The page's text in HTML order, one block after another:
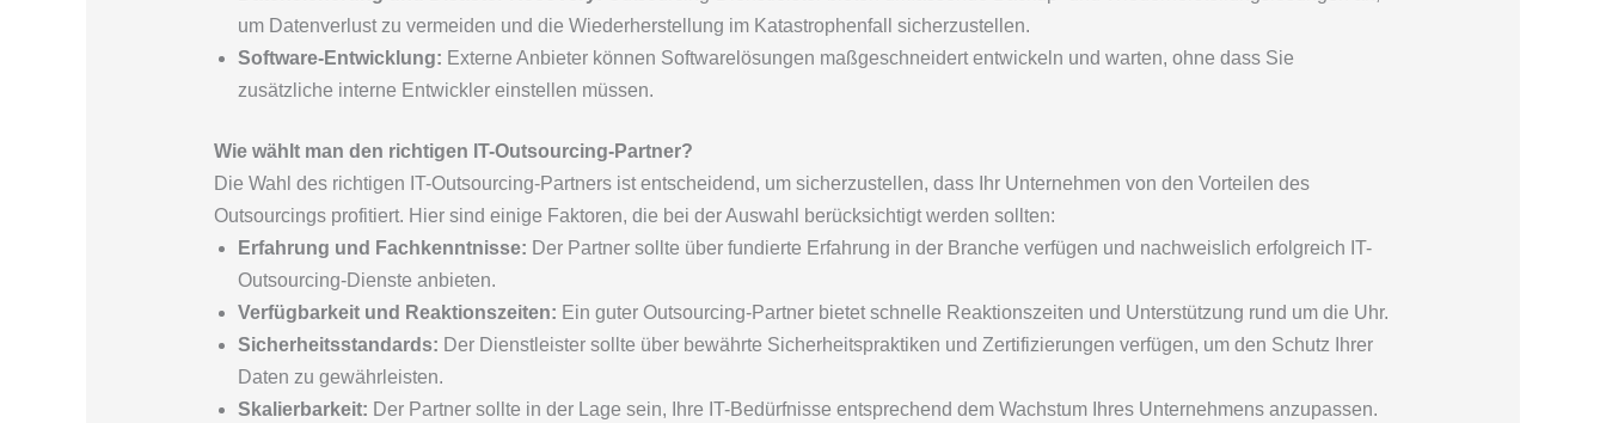
um Datenverlust zu vermeiden und die Wiederherstellung im Katastrophenfall sicherzustellen.
Software-Entwicklung: Externe Anbieter können Softwarelösungen maßgeschneidert entwickeln und warten, ohne dass Sie
zusätzliche interne Entwickler einstellen müssen.
Wie wählt man den richtigen IT-Outsourcing-Partner?
Die Wahl des richtigen IT-Outsourcing-Partners ist entscheidend, um sicherzustellen, dass Ihr Unternehmen von den Vorteilen des
Outsourcings profitiert. Hier sind einige Faktoren, die bei der Auswahl berücksichtigt werden sollten:
Erfahrung und Fachkenntnisse: Der Partner sollte über fundierte Erfahrung in der Branche verfügen und nachweislich erfolgreich IT-
Outsourcing-Dienste anbieten.
Verfügbarkeit und Reaktionszeiten: Ein guter Outsourcing-Partner bietet schnelle Reaktionszeiten und Unterstützung rund um die Uhr.
Sicherheitsstandards: Der Dienstleister sollte über bewährte Sicherheitspraktiken und Zertifizierungen verfügen, um den Schutz Ihrer
Daten zu gewährleisten.
Skalierbarkeit: Der Partner sollte in der Lage sein, Ihre IT-Bedürfnisse entsprechend dem Wachstum Ihres Unternehmens anzupassen.